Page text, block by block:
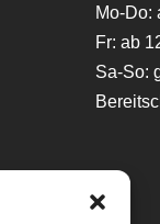
Mo-Do:
Fr: ab
Sa-So: